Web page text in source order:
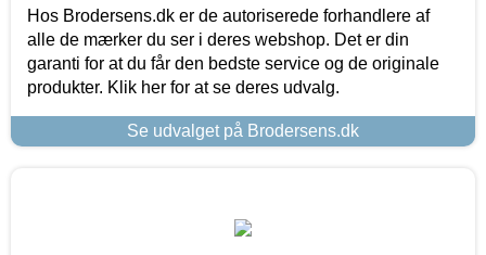
Hos Brodersens.dk er de autoriserede forhandlere af
alle de mærker du ser i deres webshop. Det er din
garanti for at du får den bedste service og de originale
produkter. Klik her for at se deres udvalg.
Se udvalget på Brodersens.dk